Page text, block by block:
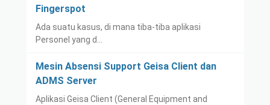
Fingerspot
Ada suatu kasus, di mana tiba-tiba aplikasi
Personel yang d…
Mesin Absensi Support Geisa Client dan
ADMS Server
Aplikasi Geisa Client (General Equipment and